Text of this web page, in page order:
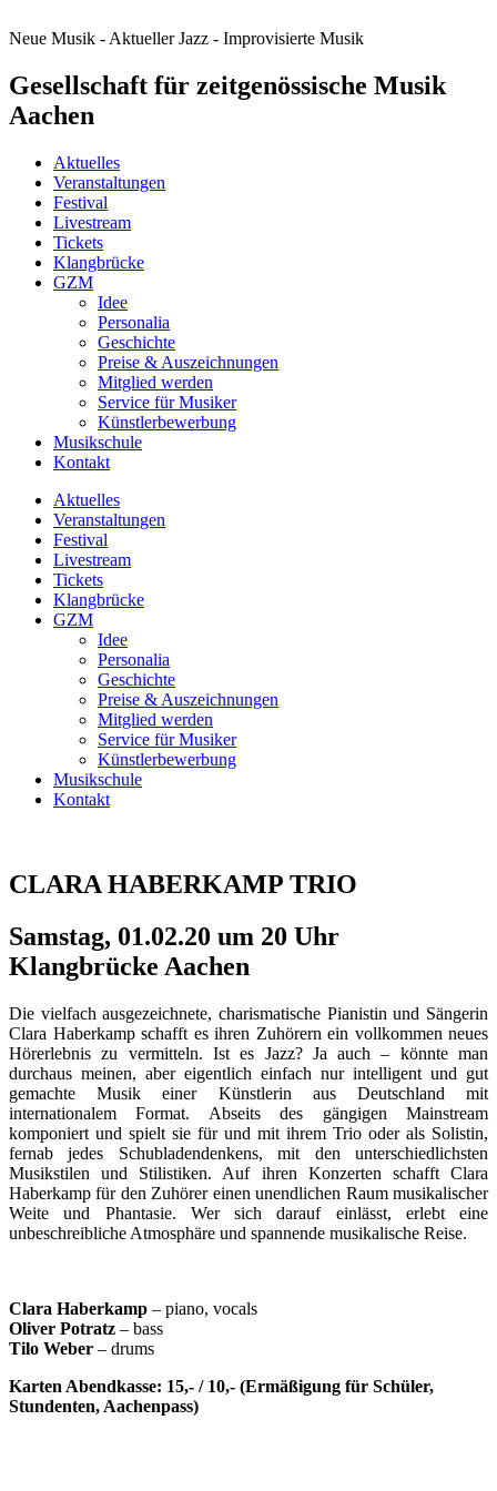
Neue Musik - Aktueller Jazz - Improvisierte Musik
Gesellschaft für zeitgenössische Musik
Aachen
Aktuelles
Veranstaltungen
Festival
Livestream
Tickets
Klangbrücke
GZM
Idee
Personalia
Geschichte
Preise & Auszeichnungen
Mitglied werden
Service für Musiker
Künstlerbewerbung
Musikschule
Kontakt
Aktuelles
Veranstaltungen
Festival
Livestream
Tickets
Klangbrücke
GZM
Idee
Personalia
Geschichte
Preise & Auszeichnungen
Mitglied werden
Service für Musiker
Künstlerbewerbung
Musikschule
Kontakt
CLARA HABERKAMP TRIO
Samstag, 01.02.20 um 20 Uhr
Klangbrücke Aachen
Die vielfach ausgezeichnete, charismatische Pianistin und Sängerin
Clara Haberkamp schafft es ihren Zuhörern ein vollkommen neues
Hörerlebnis zu vermitteln. Ist es Jazz? Ja auch – könnte man
durchaus meinen, aber eigentlich einfach nur intelligent und gut
gemachte Musik einer Künstlerin aus Deutschland mit
internationalem Format. Abseits des gängigen Mainstream
komponiert und spielt sie für und mit ihrem Trio oder als Solistin,
fernab jedes Schubladendenkens, mit den unterschiedlichsten
Musikstilen und Stilistiken. Auf ihren Konzerten schafft Clara
Haberkamp für den Zuhörer einen unendlichen Raum musikalischer
Weite und Phantasie. Wer sich darauf einlässt, erlebt eine
unbeschreibliche Atmosphäre und spannende musikalische Reise.
Clara Haberkamp – piano, vocals
Oliver Potratz – bass
Tilo Weber – drums
Karten Abendkasse: 15,- / 10,- (Ermäßigung für Schüler,
Stundenten, Aachenpass)